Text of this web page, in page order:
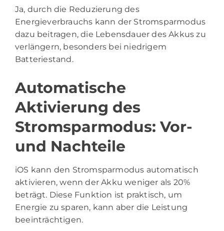
Ja, durch die Reduzierung des
Energieverbrauchs kann der Stromsparmodus
dazu beitragen, die Lebensdauer des Akkus zu
verlängern, besonders bei niedrigem
Batteriestand.
Automatische
Aktivierung des
Stromsparmodus: Vor-
und Nachteile
iOS kann den Stromsparmodus automatisch
aktivieren, wenn der Akku weniger als 20%
beträgt. Diese Funktion ist praktisch, um
Energie zu sparen, kann aber die Leistung
beeinträchtigen.